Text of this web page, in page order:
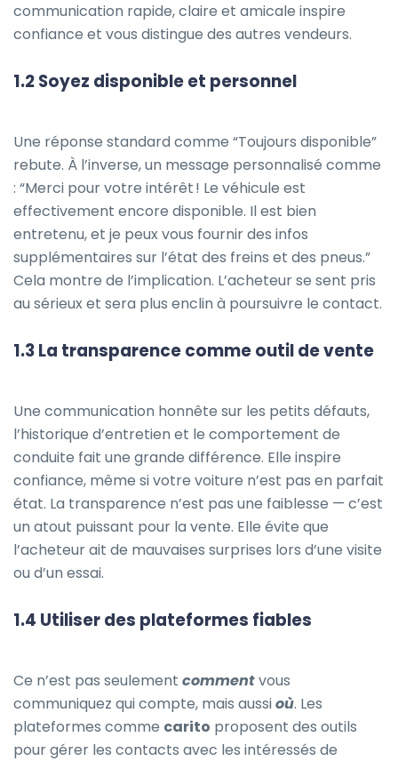
communication rapide, claire et amicale inspire
confiance et vous distingue des autres vendeurs.
1.2 Soyez disponible et personnel
Une réponse standard comme “Toujours disponible”
rebute. À l’inverse, un message personnalisé comme
: “Merci pour votre intérêt ! Le véhicule est
effectivement encore disponible. Il est bien
entretenu, et je peux vous fournir des infos
supplémentaires sur l’état des freins et des pneus.”
Cela montre de l’implication. L’acheteur se sent pris
au sérieux et sera plus enclin à poursuivre le contact.
1.3 La transparence comme outil de vente
Une communication honnête sur les petits défauts,
l’historique d’entretien et le comportement de
conduite fait une grande différence. Elle inspire
confiance, même si votre voiture n’est pas en parfait
état. La transparence n’est pas une faiblesse — c’est
un atout puissant pour la vente. Elle évite que
l’acheteur ait de mauvaises surprises lors d’une visite
ou d’un essai.
1.4 Utiliser des plateformes fiables
Ce n’est pas seulement commentvous
communiquez qui compte, mais aussioù. Les
plateformes comme carito proposent des outils
pour gérer les contacts avec les intéressés de